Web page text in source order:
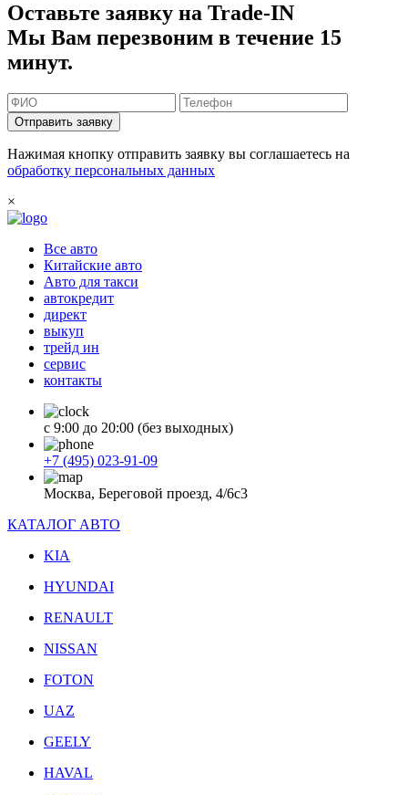
Оставьте заявку на Trade-IN
Мы Вам перезвоним в течение 15
минут.
Отправить заявку
Нажимая кнопку отправить заявку вы соглашаетесь на
обработку персональных данных
×
Все авто
Китайские авто
Авто для такси
автокредит
директ
выкуп
трейд ин
сервис
контакты
с 9:00 до 20:00 (без выходных)
+7 (495) 023-91-09
Москва, Береговой проезд, 4/6с3
КАТАЛОГ АВТО
KIA
HYUNDAI
RENAULT
NISSAN
FOTON
UAZ
GEELY
HAVAL